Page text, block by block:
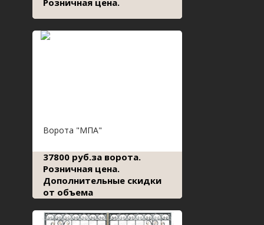
Ворота "МПА"
37800 руб.за ворота.
Розничная цена.
Дополнительные скидки
от объема